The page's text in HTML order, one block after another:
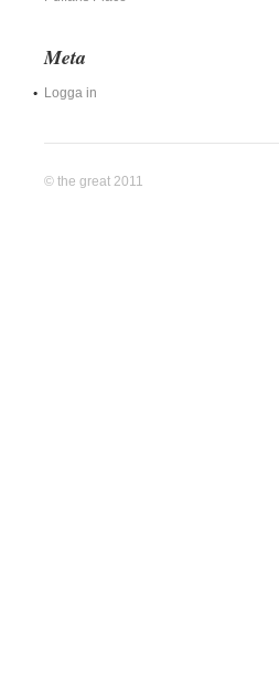
Meta
Logga in
© the great 2011